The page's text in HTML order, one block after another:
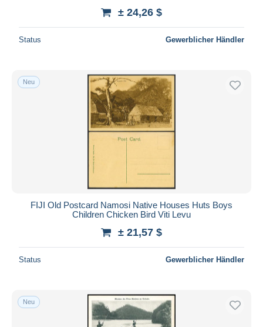
± 24,26 $
Status Gewerblicher Händler
Neu
FIJI Old Postcard Namosi Native Houses Huts Boys
Children Chicken Bird Viti Levu
± 21,57 $
Status Gewerblicher Händler
Neu